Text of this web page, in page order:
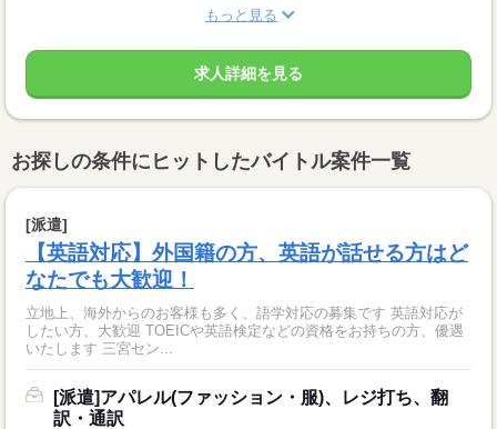
もっと見る
求人詳細を見る
お探しの条件にヒットしたバイトル案件一覧
[派遣]
【英語対応】外国籍の方、英語が話せる方はど
なたでも大歓迎！
立地上、海外からのお客様も多く、語学対応の募集です 英語対応が
したい方、大歓迎 TOEICや英語検定などの資格をお持ちの方、優遇
いたします 三宮セン...
[派遣]アパレル(ファッション・服)、レジ打ち、翻
訳・通訳